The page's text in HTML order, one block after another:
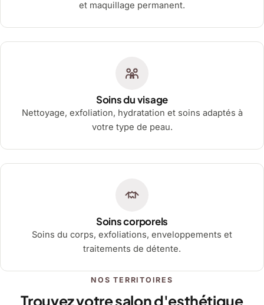
et maquillage permanent.
Soins du visage
Nettoyage, exfoliation, hydratation et soins adaptés à
votre type de peau.
Soins corporels
Soins du corps, exfoliations, enveloppements et
traitements de détente.
NOS TERRITOIRES
Trouvez votre salon d'esthétique